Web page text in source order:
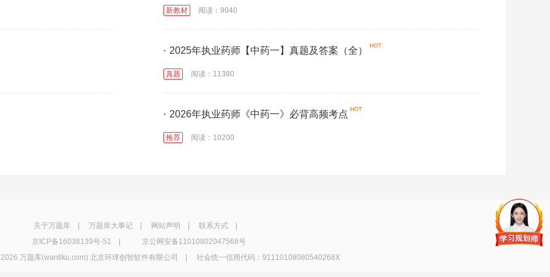
新教材 阅读：9040
· 2025年执业药师【中药一】真题及答案（全）
真题 阅读：11380
· 2026年执业药师《中药一》必背高频考点
推荐 阅读：10200
关于万题库| 万题库大事记| 网站声明 联系方式|
京ICP备16038139号-51
京公网安备11010802047568号
2026 万题库(wantiku.com) 北京环球创智软件有限公司 | 社会统一信用代码：91110108080540268X